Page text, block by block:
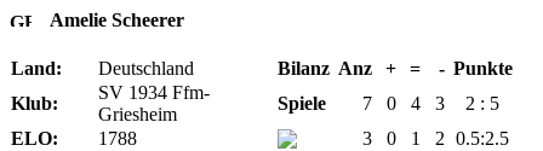
Amelie Scheerer
Land: Deutschland Bilanz Anz + = - Punkte
Klub:
SV 1934 Ffm-
Griesheim
Spiele 7 0 4 3
2 : 5
ELO:
1788 3 0 1 2 0.5:2.5